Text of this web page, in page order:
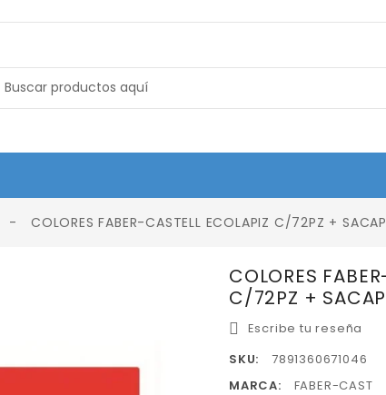
COLORES FABER-CASTELL ECOLAPIZ C/72PZ +
COLORES
C/72PZ +
Escribe tu reseña
SKU:
7891360671046
MARCA:
FABER-CAST